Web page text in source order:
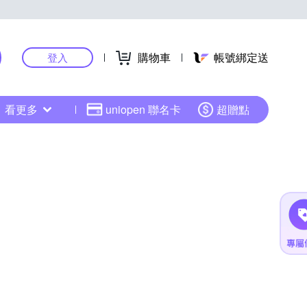
登入 購物車 帳號綁定送
看更多 uniopen 聯名卡 超贈點